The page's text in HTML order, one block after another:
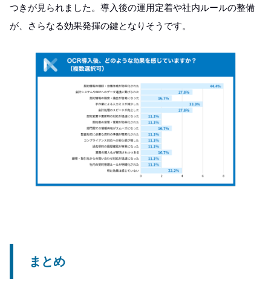
つきが見られました。導入後の運用定着や社内ルールの整備
が、さらなる効果発揮の鍵となりそうです。
まとめ